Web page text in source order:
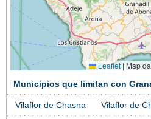
Leaflet | Map
Municipios que limitan con
Vilaflor de Chasna Vilaflor de